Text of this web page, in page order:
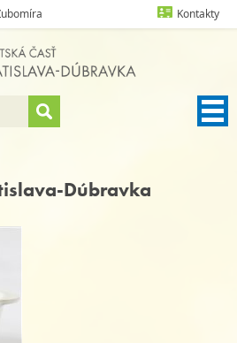
Kontakty
Dúbravka